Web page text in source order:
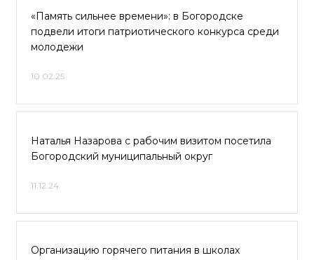
«Память сильнее времени»: в Богородске
подвели итоги патриотического конкурса среди
молодежи
10.02.25
Наталья Назарова с рабочим визитом посетила
Богородский муниципальный округ
11.12.24
Организацию горячего питания в школах